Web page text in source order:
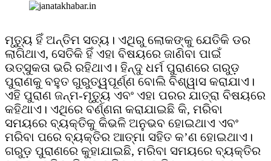
ମୃତ୍ୟୁ ହିଁ ଅନ୍ତିମ ସତ୍ୟ। ଏଥିରୁ ଲୋକଙ୍କୁ ଯେତିକି ଡର
ଲାଗିଥାଏ, ସେତିକି ହିଁ ଏହା ବିଷୟରେ ଜାଣିବା ପାଇଁ
ଉତ୍ସୁକତା ଭରି ରହିଥାଏ। ହିନ୍ଦୁ ଧର୍ମ ପୁରାଣରେ ଗରୁଡ଼
ପୁରାଣକୁ ବହୁତ ଗୁରୁତ୍ୱପୂର୍ଣ୍ଣ ବୋଲି ବିଶ୍ୱାସ କରାଯାଏ।
ଏହି ପୁରାଣ ଜନ୍ମ-ମୃତ୍ୟୁ ଏବଂ ଏହା ପରର ଯାତ୍ରା ବିଷୟରେ
କହିଥାଏ। ଏଥିରେ ବର୍ଣ୍ଣନା କରାଯାଇଛି କି, ମରିବା
ସମୟରେ ବ୍ୟକ୍ତିକୁ କିଭଳି ଅନୁଭବ ହୋଇଥାଏ ଏବଂ
ମରିବା ପରେ ବ୍ୟକ୍ତିର ଆତ୍ମା ସହିତ କ’ଣ ହୋଇଥାଏ।
ଗରୁଡ଼ ପୁରାଣରେ କୁହାଯାଇଛି, ମରିବା ସମୟରେ ବ୍ୟକ୍ତିର